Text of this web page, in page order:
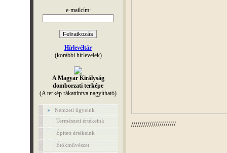
e-mailcím:
Hírlevéltár
(korábbi hírlevelek)
A Magyar Királyság
domborzati terképe
(A terkép rákattintva nagyítható)
Nemzeti ügyeink
Természeti értékeink
Épített értékeink
Étökművészet
//////////////////////